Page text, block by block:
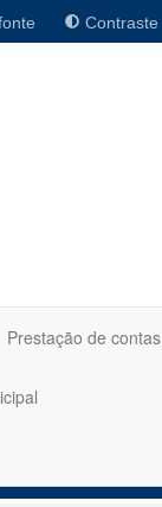
Contraste
Prestação de contas